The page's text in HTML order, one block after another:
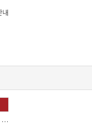
내
HB인베스트, IPO 무산 때 더 샀다…마키나락스 투자 2.7배 회수